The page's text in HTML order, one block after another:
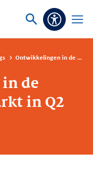
Vraag
Open
Ontwikkelingen in de domeinnaammarkt in Q2 2016
de
in Q2